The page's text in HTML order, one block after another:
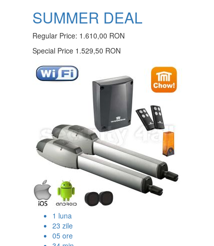
SUMMER DEAL
Regular Price: 1.610,00 RON
Special Price 1.529,50 RON
1 luna
23 zile
05ore